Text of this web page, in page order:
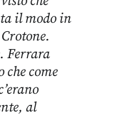
il modo in
Ferrara
come
al